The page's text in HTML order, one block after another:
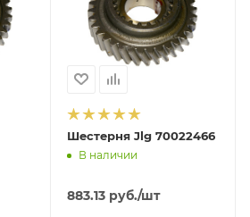
Шестерня Jlg 70022466
В наличии
883.13руб./шт